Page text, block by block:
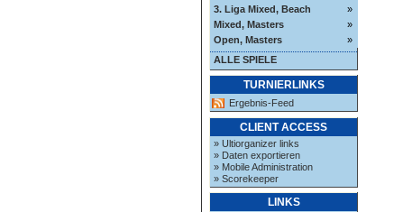
3. Liga Mixed, Beach
»
Mixed, Masters
»
Open, Masters
»
ALLE SPIELE
TURNIERLINKS
Ergebnis-Feed
CLIENT ACCESS
» Ultiorganizer links
» Daten exportieren
» Mobile Administration
» Scorekeeper
LINKS